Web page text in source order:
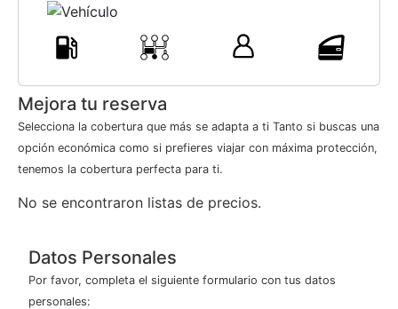
Mejora tu reserva
Selecciona la cobertura que más se adapta a ti Tanto si buscas una
opción económica como si prefieres viajar con máxima protección,
tenemos la cobertura perfecta para ti.
No se encontraron listas de precios.
Datos Personales
Por favor, completa el siguiente formulario con tus datos
personales: